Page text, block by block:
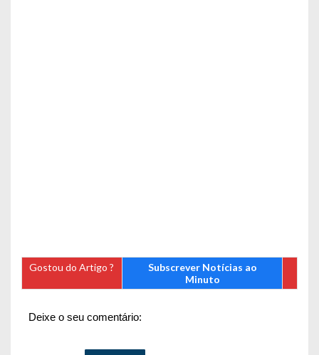
Gostou do Artigo ?
Subscrever Notícias ao
Minuto
Deixe o seu comentário: